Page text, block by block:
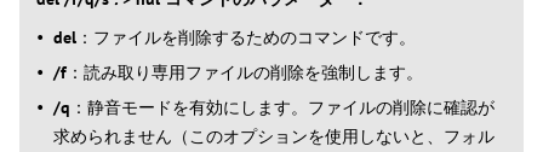
del ：ファイルを削除するためのコマンドです。
/f ：読み取り専用ファイルの削除を強制します。
/q ：静音モードを有効にします。ファイルの削除に確認が
求められません（このオプションを使用しないと、フォル